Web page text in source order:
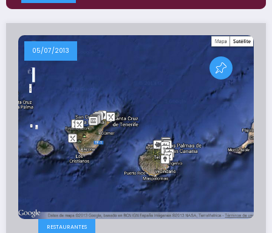
05/07/2013
RESTAURANTES